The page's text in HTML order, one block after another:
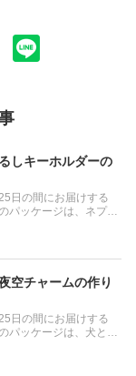
しキーホルダーの
日の間にお届けする
パッケージは、ネプチ
ー6色」がランダムで
のめじるしキーホルダ
グ
置、お好きなシールの
空チャームの作り
日の間にお届けする
パッケージは、犬と猫